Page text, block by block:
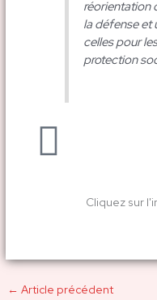
réorientation
la défense et
celles pour
protection
Cliquez sur
← Article précédent